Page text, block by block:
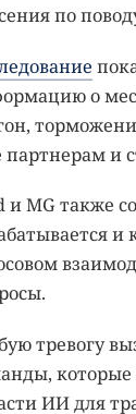
по
о
партнерам и
и MG также
и
тревогу
ИИ для